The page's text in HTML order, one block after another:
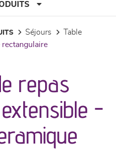
séjours
table
rectangulaire
repas
-